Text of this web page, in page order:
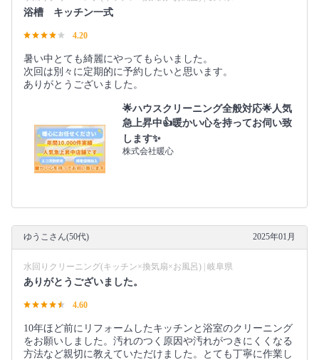
浴槽 キッチン一式
4.20
暑い中とても綺麗にやってもらいました。
次回は別々に定期的に予約したいと思います。
ありがとうございました。
🌟ハウスクリーニング全般対応🌟人気
急上昇中👍暖かい心を持ってお伺い致
します✨
株式会社暖心
ゆうこさん(50代) 2025年01月
水回りクリーニング(キッチン×換気扇×お風呂) | 岐阜県
ありがとうございました。
4.60
10年ほど前にリフォームしたキッチンと浴室のクリーニング
をお願いしました。汚れのつく原因や汚れがつきにくくなる
方法など親切に教えていただけました。とても丁寧に作業し